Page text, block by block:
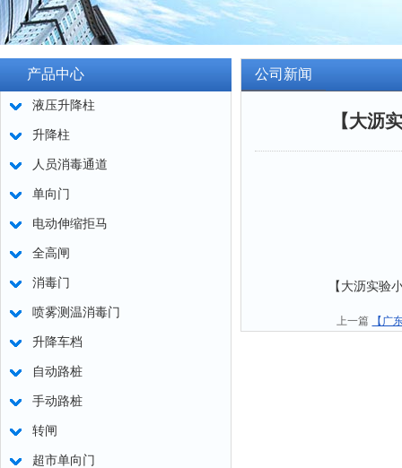
产品中心
液压升降柱
升降柱
人员消毒通道
单向门
电动伸缩拒马
全高闸
消毒门
喷雾测温消毒门
升降车档
自动路桩
手动路桩
转闸
超市单向门
公司新闻
【大沥
【大沥实验小学】
上一篇 【广